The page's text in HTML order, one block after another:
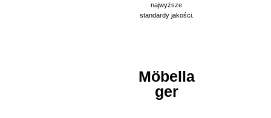
najwyższe
standardy jakości.
Möbella
ger